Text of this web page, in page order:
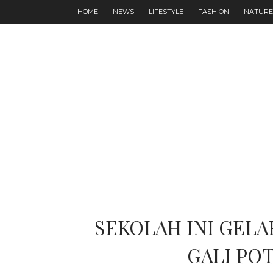
HOME NEWS LIFESTYLE FASHION NATURE
SEKOLAH INI
GALI